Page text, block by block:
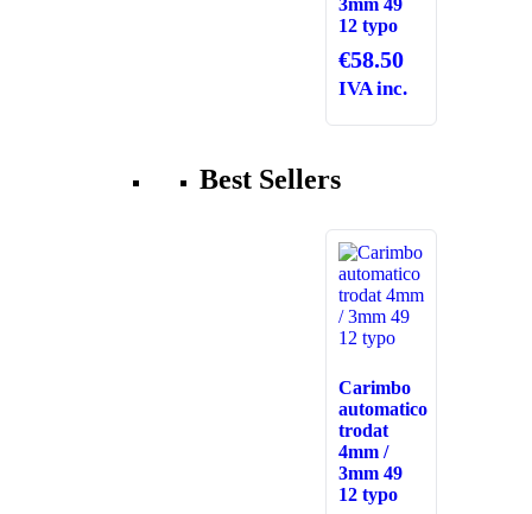
3mm 49
12 typo
€58.50
IVA inc.
Best Sellers
Carimbo
automatico
trodat
4mm /
3mm 49
12 typo